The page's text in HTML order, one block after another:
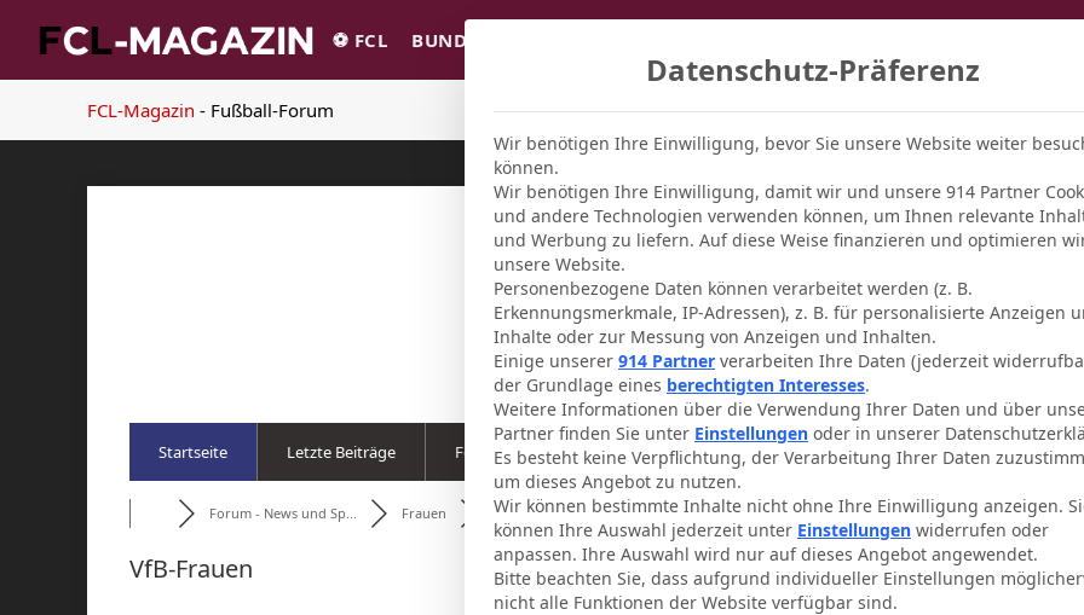
⚽️ FCL BUNDESLIGA
FCL-Magazin - Fußball-Forum
Startseite Letzte Beiträge Foren Mitglieder
Forum - News und Sp... Frauen VfB-Frauen
VfB-Frauen
Datenschutz-Präferenz
Wir benötigen Ihre Einwilligung, bevor Sie unsere Website weiter
können.
Wir benötigen Ihre Einwilligung, damit wir und unsere 914 Partner
und andere Technologien verwenden können, um Ihnen relevante
und Werbung zu liefern. Auf diese Weise finanzieren und optimieren
unsere Website.
Personenbezogene Daten können verarbeitet werden (z. B.
Erkennungsmerkmale, IP-Adressen), z. B. für personalisierte Anzeigen
Inhalte oder zur Messung von Anzeigen und Inhalten.
Einige unserer 914 Partner verarbeiten Ihre Daten (jederzeit
der Grundlage eines berechtigten Interesses.
Weitere Informationen über die Verwendung Ihrer Daten und über
Partner finden Sie unter Einstellungen oder in unserer
Es besteht keine Verpflichtung, der Verarbeitung Ihrer Daten
um dieses Angebot zu nutzen.
Wir können bestimmte Inhalte nicht ohne Ihre Einwilligung anzeigen.
können Ihre Auswahl jederzeit unter Einstellungen widerrufen oder
anpassen. Ihre Auswahl wird nur auf dieses Angebot angewendet.
Bitte beachten Sie, dass aufgrund individueller Einstellungen
nicht alle Funktionen der Website verfügbar sind.